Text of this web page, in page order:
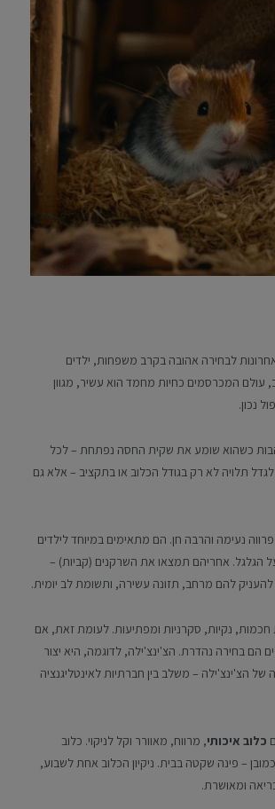
לבחירה אהובה בקרב משפחות, ילדים
עולם המכרסמים כחיות מחמד הוא עשיר, מגוון
נכון.
כשהוא שומע את שקית החסה נפתחת – לכל
תלויה לא רק בגודל הכלוב או בתקציב – אלא גם
נעימה והרבה חן. הם מתאימים במיוחד לילדים
הגלגל. אחריהם תמצאו את השרקנים (קביות) –
להעניק להם מרחב, תזונה עשירה, ותשומת לב יומית.
חכמות, נקיות, סקרניות ומפתיעות. לעומת זאת, אם
הם בחירה נהדרת. הצ'ינצ'ילה, לדוגמה, היא יצור
הצ'ינצ'ילה – משלב בין חברתיות לאינטליגנציה
כלוב איכותי, מרווח, מאוורר וקל לניקוי. כלוב
– פינה שקטה בבית. ניקיון הכלוב אחת לשבוע,
ומאושרת.